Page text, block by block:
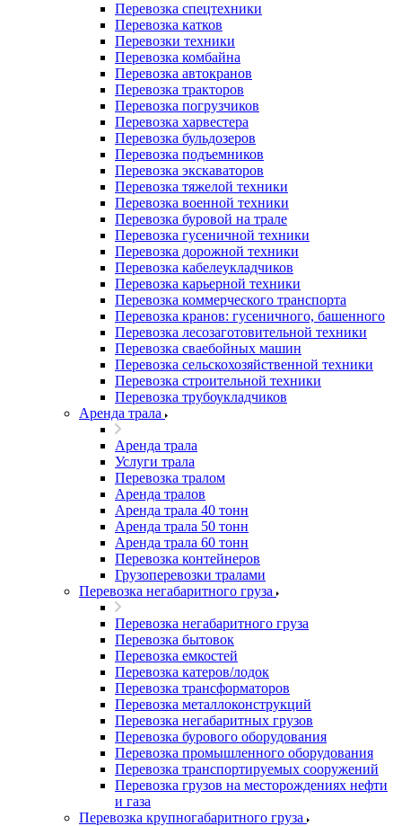
Перевозка спецтехники
Перевозка катков
Перевозки техники
Перевозка комбайна
Перевозка автокранов
Перевозка тракторов
Перевозка погрузчиков
Перевозка харвестера
Перевозка бульдозеров
Перевозка подъемников
Перевозка экскаваторов
Перевозка тяжелой техники
Перевозка военной техники
Перевозка буровой на трале
Перевозка гусеничной техники
Перевозка дорожной техники
Перевозка кабелеукладчиков
Перевозка карьерной техники
Перевозка коммерческого транспорта
Перевозка кранов: гусеничного, башенного
Перевозка лесозаготовительной техники
Перевозка сваебойных машин
Перевозка сельскохозяйственной техники
Перевозка строительной техники
Перевозка трубоукладчиков
Аренда трала
Аренда трала
Услуги трала
Перевозка тралом
Аренда тралов
Аренда трала 40 тонн
Аренда трала 50 тонн
Аренда трала 60 тонн
Перевозка контейнеров
Грузоперевозки тралами
Перевозка негабаритного груза
Перевозка негабаритного груза
Перевозка бытовок
Перевозка емкостей
Перевозка катеров/лодок
Перевозка трансформаторов
Перевозка металлоконструкций
Перевозка негабаритных грузов
Перевозка бурового оборудования
Перевозка промышленного оборудования
Перевозка транспортируемых сооружений
Перевозка грузов на месторождениях нефти
и газа
Перевозка крупногабаритного груза